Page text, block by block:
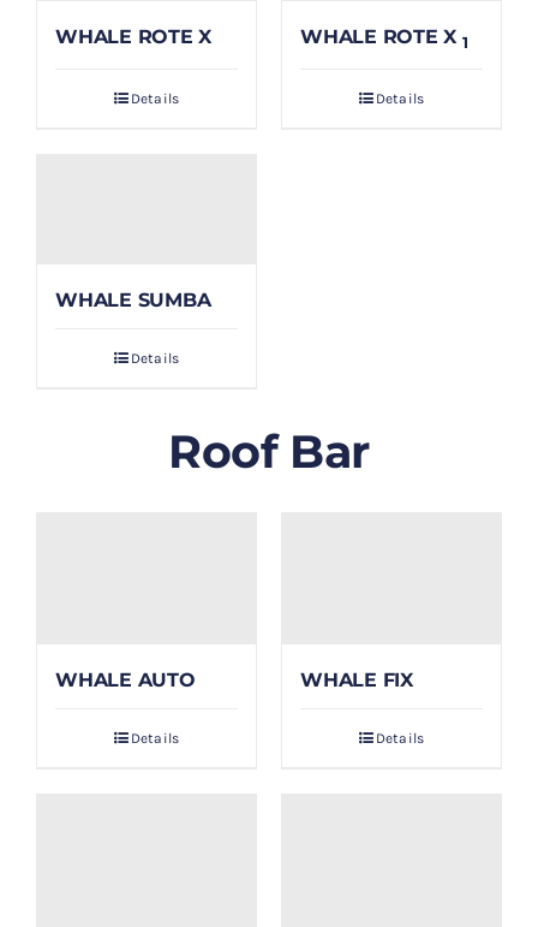
WHALE ROTE X
Details
WHALE ROTE X 1
Details
WHALE SUMBA
Details
Roof Bar
WHALE AUTO
Details
WHALE FIX
Details